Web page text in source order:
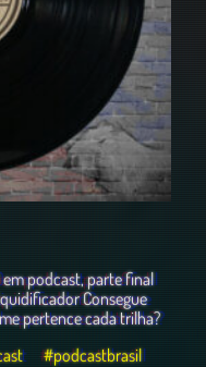
podcast, parte final
Consegue
pertence cada trilha?
#podcastbrasil